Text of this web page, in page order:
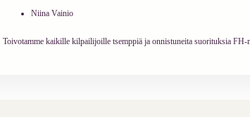
Niina Vainio
Toivotamme kaikille kilpailijoille tsemppiä ja onnistuneita suorituksia FH-